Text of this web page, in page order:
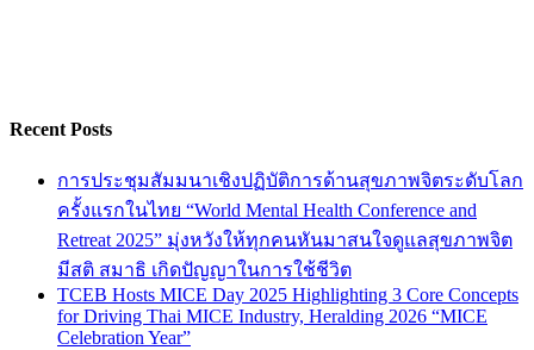
Recent Posts
การประชุมสัมมนาเชิงปฏิบัติการด้านสุขภาพจิตระดับโลก
ครั้งแรกในไทย “World Mental Health Conference and
Retreat 2025” มุ่งหวังให้ทุกคนหันมาสนใจดูแลสุขภาพจิต
มีสติ สมาธิ เกิดปัญญาในการใช้ชีวิต
TCEB Hosts MICE Day 2025 Highlighting 3 Core Concepts
for Driving Thai MICE Industry, Heralding 2026 “MICE
Celebration Year”